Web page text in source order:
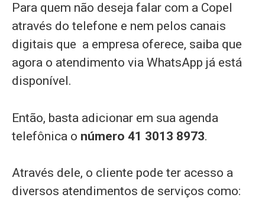
Para quem não deseja falar com a Copel
através do telefone e nem pelos canais
digitais que a empresa oferece, saiba que
agora o atendimento via WhatsApp já está
disponível.
Então, basta adicionar em sua agenda
telefônica o número 41 3013 8973.
Através dele, o cliente pode ter acesso a
diversos atendimentos de serviços como: